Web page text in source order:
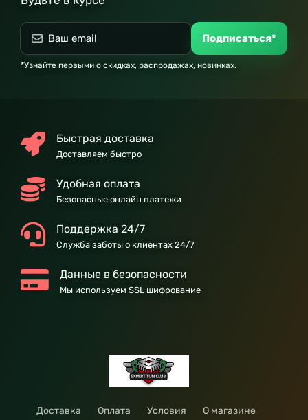
Подписаться*
*Узнайте первыми о скидках, распродажах, новинках.
Быстрая доставка
Доставляем быстро
Удобная оплата
Безопасные онлайн платежи
Поддержка 24/7
Служба заботы о клиентах 24/7
Данные в безопасности
Мы используем SSL шифрование
Доставка Оплата Условия О магазине